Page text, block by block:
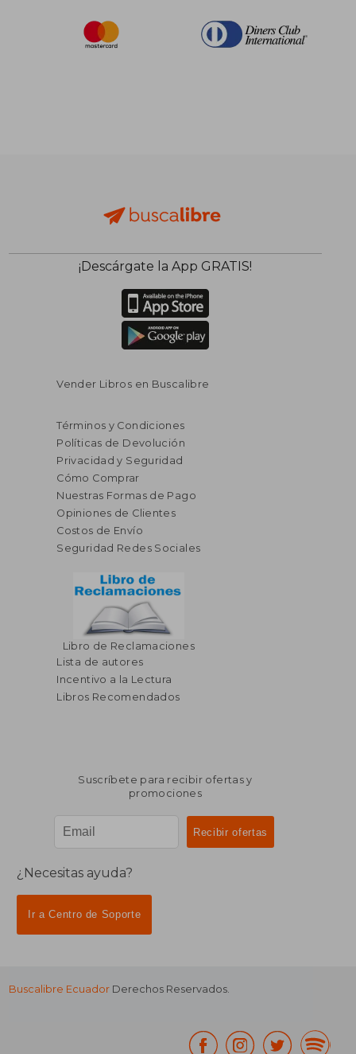
¡Descárgate la App GRATIS!
Vender Libros en Buscalibre
Términos y Condiciones
Políticas de Devolución
Privacidad y Seguridad
Cómo Comprar
Nuestras Formas de Pago
Opiniones de Clientes
Costos de Envío
Seguridad Redes Sociales
Libro de Reclamaciones
Lista de autores
Incentivo a la Lectura
Libros Recomendados
Suscríbete para recibir ofertas y
promociones
¿Necesitas ayuda?
Ir a Centro de Soporte
Buscalibre Ecuador Derechos Reservados.